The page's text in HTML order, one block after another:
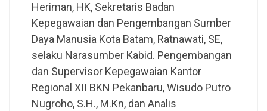
Heriman, HK, Sekretaris Badan
Kepegawaian dan Pengembangan Sumber
Daya Manusia Kota Batam, Ratnawati, SE,
selaku Narasumber Kabid. Pengembangan
dan Supervisor Kepegawaian Kantor
Regional XII BKN Pekanbaru, Wisudo Putro
Nugroho, S.H., M.Kn, dan Analis